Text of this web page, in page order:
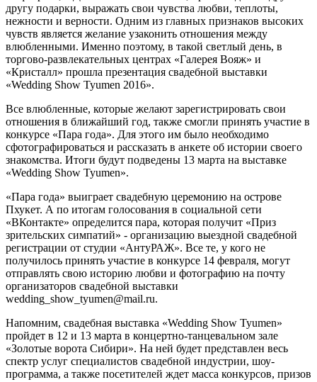
другу подарки, выражать свои чувства любви, теплоты,
нежности и верности. Одним из главных признаков высоких
чувств является желание узаконить отношения между
влюбленными. Именно поэтому, в такой светлый день, в
торгово-развлекательных центрах «Галерея Вояж» и
«Кристалл» прошла презентация свадебной выставки
«Wedding Show Tyumen 2016».
Все влюбленные, которые желают зарегистрировать свои
отношения в ближайший год, также смогли принять участие в
конкурсе «Пара года». Для этого им было необходимо
сфотографироваться и рассказать в анкете об истории своего
знакомства. Итоги будут подведены 13 марта на выставке
«Wedding Show Tyumen».
«Пара года» выиграет свадебную церемонию на острове
Пхукет. А по итогам голосования в социальной сети
«ВКонтакте» определится пара, которая получит «Приз
зрительских симпатий» - организацию выездной свадебной
регистрации от студии «АнтуРАЖ». Все те, у кого не
получилось принять участие в конкурсе 14 февраля, могут
отправлять свою историю любви и фотографию на почту
организаторов свадебной выставки
wedding_show_tyumen@mail.ru.
Напомним, свадебная выставка «Wedding Show Tyumen»
пройдет в 12 и 13 марта в концертно-танцевальном зале
«Золотые ворота Сибири». На ней будет представлен весь
спектр услуг специалистов свадебной индустрии, шоу-
программа, а также посетителей ждет масса конкурсов, призов